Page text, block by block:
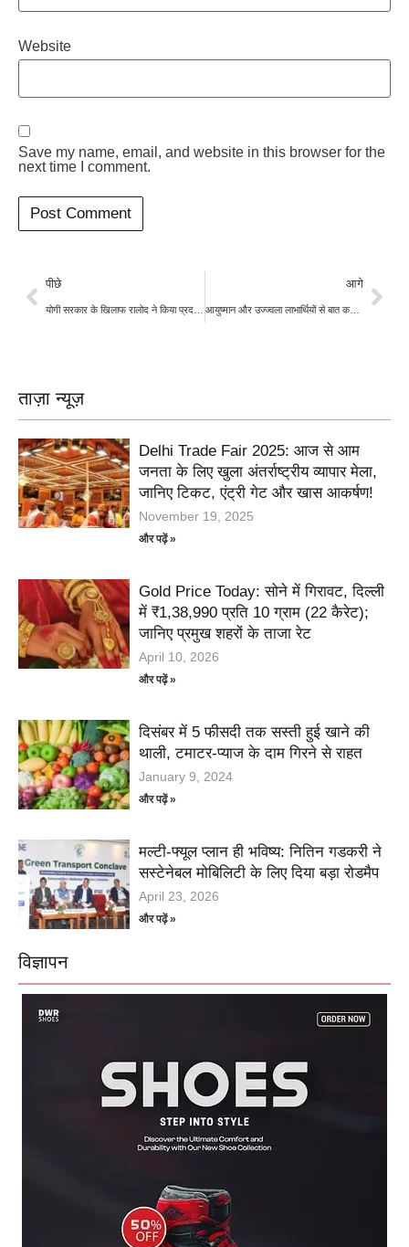
Website
Save my name, email, and website in this browser for the
next time I comment.
पीछे आगे
आयुष्मान और उज्ज्वला लाभार्थियों से बात करेंगे पीएम मोदी, किसानों का हाल भी जानेंगे
ताज़ा न्यूज़
Delhi Trade Fair 2025: आज से आम
जनता के लिए खुला अंतर्राष्ट्रीय व्यापार मेला,
जानिए टिकट, एंट्री गेट और खास आकर्षण!
November 19, 2025
और पढ़ें »
Gold Price Today: सोने में गिरावट, दिल्ली
में ₹1,38,990 प्रति 10 ग्राम (22 कैरेट);
जानिए प्रमुख शहरों के ताजा रेट
April 10, 2026
और पढ़ें »
दिसंबर में 5 फीसदी तक सस्ती हुई खाने की
थाली, टमाटर-प्याज के दाम गिरने से राहत
January 9, 2024
और पढ़ें »
मल्टी-फ्यूल प्लान ही भविष्य: नितिन गडकरी ने
सस्टेनेबल मोबिलिटी के लिए दिया बड़ा रोडमैप
April 23, 2026
और पढ़ें »
विज्ञापन